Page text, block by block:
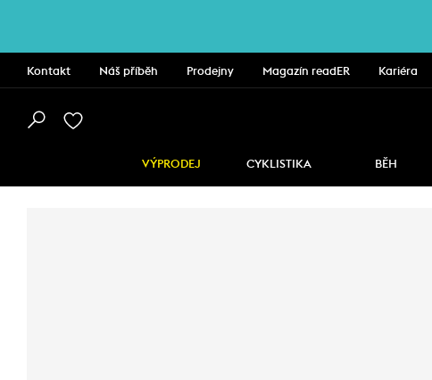
Kontakt Náš příběh Prodejny Magazín readER Kariéra
VÝPRODEJ CYKLISTIKA BĚH